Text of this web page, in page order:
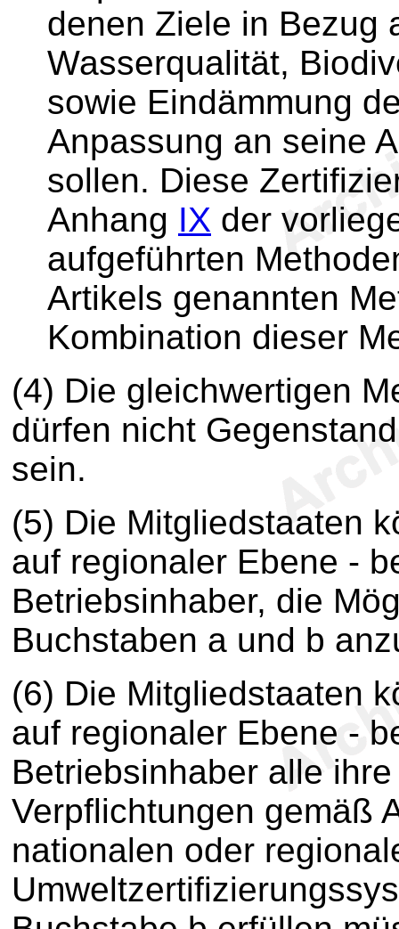
denen Ziele in Bezug
Wasserqualität,
sowie Eindämmung
Anpassung an seine
sollen. Diese
Anhang IX der
aufgeführten
Artikels genannten
Kombination dieser
(4) Die gleichwertigen
dürfen nicht
sein.
(5) Die Mitgliedstaaten
auf regionaler Ebene -
Betriebsinhaber, die
Buchstaben a und b
(6) Die Mitgliedstaaten
auf regionaler Ebene -
Betriebsinhaber alle
Verpflichtungen gemäß
nationalen oder